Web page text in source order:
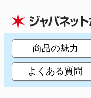
商品の魅力
よくある質問